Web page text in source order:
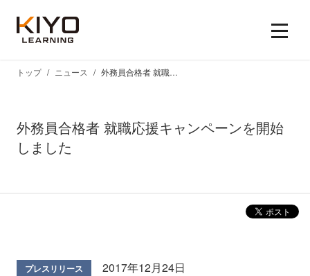
外務員合格者 就職応援キャンペーンを開始
しました
トップ ニュース 外務員合格者 就職応援キャンペーンを開始しました
プレスリリース 2017年12月24日